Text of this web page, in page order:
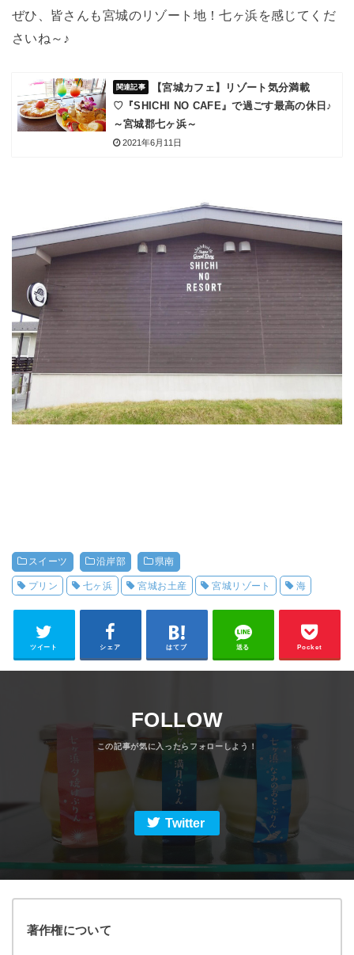
ぜひ、皆さんも宮城のリゾート地！七ヶ浜を感じてくだ
さいね～♪
【宮城カフェ】リゾート気分満載
♡『SHICHI NO CAFE』で過ごす最高の休日♪
～宮城郡七ヶ浜～
2021年6月11日
スイーツ 沿岸部 県南
プリン 七ヶ浜 宮城お土産 宮城リゾート 海
ツイート シェア はてブ 送る Pocket
FOLLOW
Twitter
著作権について